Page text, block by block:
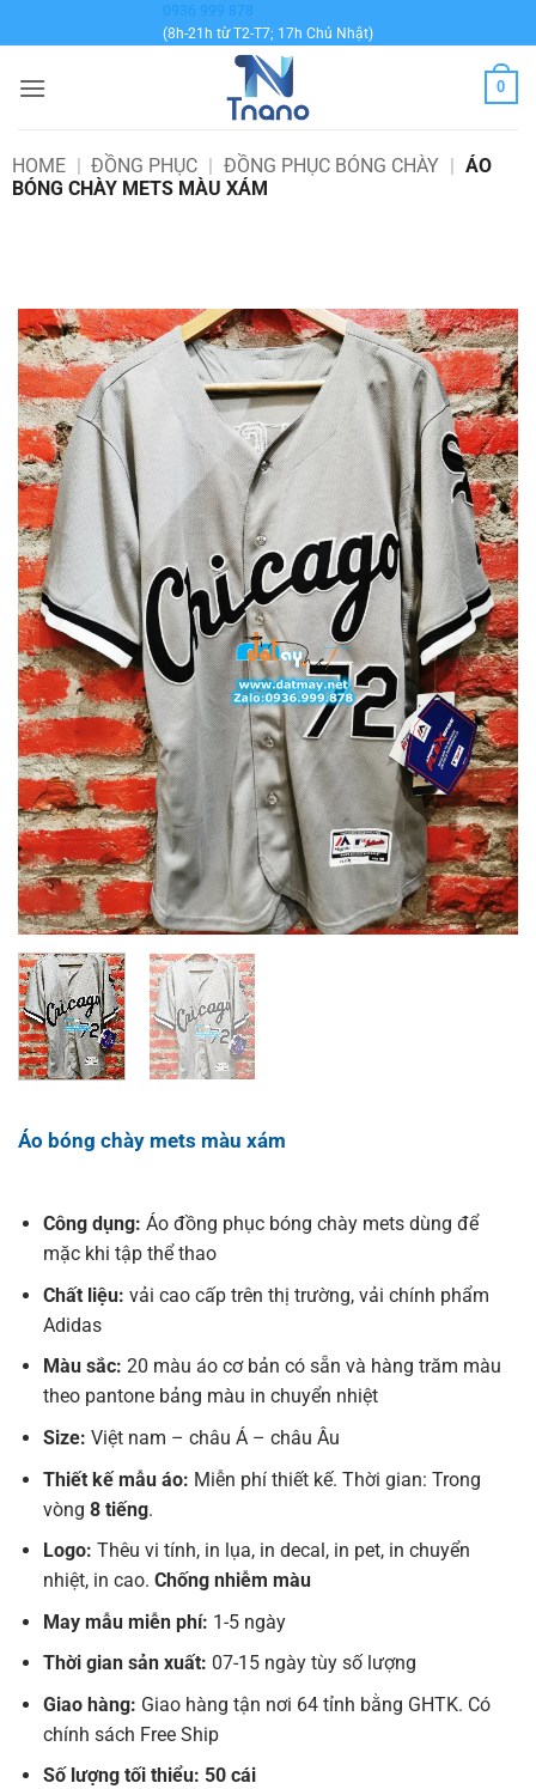
qua
dung
0936 999 878
(8h-21h từ T2-T7; 17h Chủ Nhật)
0
HOME | ĐỒNG PHỤC | ĐỒNG PHỤC BÓNG CHÀY | ÁO
BÓNG CHÀY METS MÀU XÁM
Áo bóng chày mets màu xám
Công dụng: Áo đồng phục bóng chày mets dùng để
mặc khi tập thể thao
Chất liệu: vải cao cấp trên thị trường, vải chính phẩm
Adidas
Màu sắc: 20 màu áo cơ bản có sẵn và hàng trăm màu
theo pantone bảng màu in chuyển nhiệt
Size: Việt nam – châu Á – châu Âu
Thiết kế mẫu áo: Miễn phí thiết kế. Thời gian: Trong
vòng 8 tiếng.
Logo: Thêu vi tính, in lụa, in decal, in pet, in chuyển
nhiệt, in cao. Chống nhiễm màu
May mẫu miễn phí: 1-5 ngày
Thời gian sản xuất: 07-15 ngày tùy số lượng
Giao hàng: Giao hàng tận nơi 64 tỉnh bằng GHTK. Có
chính sách Free Ship
Số lượng tối thiểu: 50 cái